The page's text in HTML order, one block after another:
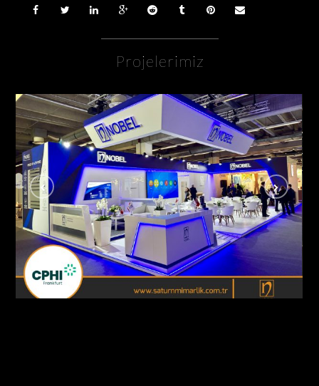
Projelerimiz
Nobel İlaç / Cphi Fuarı Frankfurt – Almanya
AHŞAP - ÖZGÜN STANDLAR